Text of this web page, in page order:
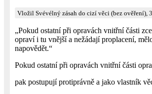
Vložil Svévélný zásah do cizí věci (bez ověření),
„Pokud ostatní při opravách vnitřní části
opraví i tu vnější a nežádají proplacení,
napovědět.“
Pokud ostatní při opravách vnitřní části
pak postupují protiprávně a jako vlastník